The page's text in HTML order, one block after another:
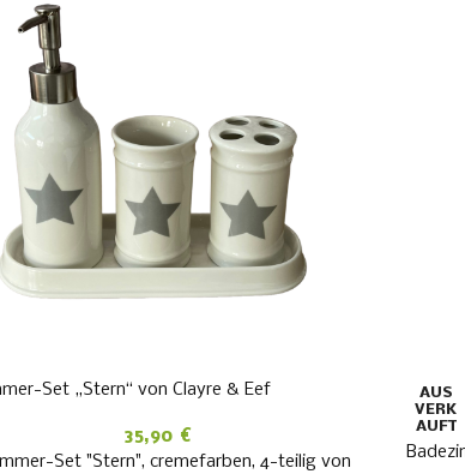
Set „Stern“ von Clayre & Eef
35,90 €
Set "Stern", cremefarben, 4-teilig von
AUS
VERK
AUFT